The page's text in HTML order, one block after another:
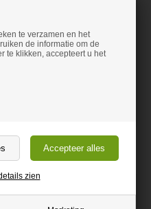
te verzamen en het
de informatie om de
te klikken, accepteert u het
zien